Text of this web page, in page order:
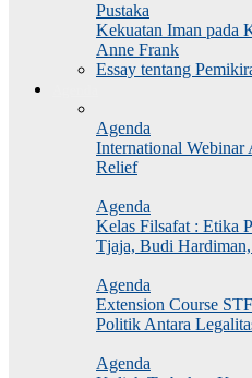
Pustaka
Kekuatan Iman pada
Anne Frank
Essay tentang
Agenda
International Webinar
Relief
Agenda
Kelas Filsafat : Etika
Tjaja, Budi
Agenda
Extension Course
Politik Antara
Agenda